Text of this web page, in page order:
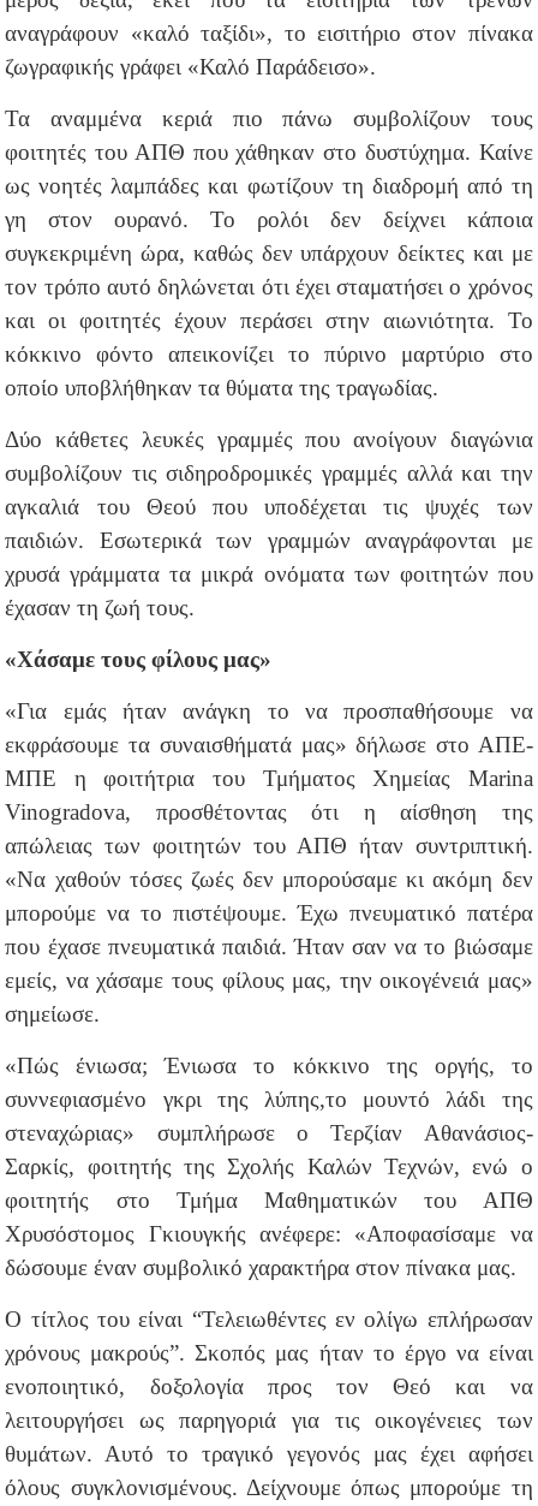
αναγράφουν «καλό ταξίδι», το εισιτήριο στον πίνακα
ζωγραφικής γράφει «Καλό Παράδεισο».
Τα αναμμένα κεριά πιο πάνω συμβολίζουν τους
φοιτητές του ΑΠΘ που χάθηκαν στο δυστύχημα. Καίνε
ως νοητές λαμπάδες και φωτίζουν τη διαδρομή από τη
γη στον ουρανό. Το ρολόι δεν δείχνει κάποια
συγκεκριμένη ώρα, καθώς δεν υπάρχουν δείκτες και με
τον τρόπο αυτό δηλώνεται ότι έχει σταματήσει ο χρόνος
και οι φοιτητές έχουν περάσει στην αιωνιότητα. Το
κόκκινο φόντο απεικονίζει το πύρινο μαρτύριο στο
οποίο υποβλήθηκαν τα θύματα της τραγωδίας.
Δύο κάθετες λευκές γραμμές που ανοίγουν διαγώνια
συμβολίζουν τις σιδηροδρομικές γραμμές αλλά και την
αγκαλιά του Θεού που υποδέχεται τις ψυχές των
παιδιών. Εσωτερικά των γραμμών αναγράφονται με
χρυσά γράμματα τα μικρά ονόματα των φοιτητών που
έχασαν τη ζωή τους.
«Χάσαμε τους φίλους μας»
«Για εμάς ήταν ανάγκη το να προσπαθήσουμε να
εκφράσουμε τα συναισθήματά μας» δήλωσε στο ΑΠΕ-
ΜΠΕ η φοιτήτρια του Τμήματος Χημείας Μarina
Vinogradova, προσθέτοντας ότι η αίσθηση της
απώλειας των φοιτητών του ΑΠΘ ήταν συντριπτική.
«Να χαθούν τόσες ζωές δεν μπορούσαμε κι ακόμη δεν
μπορούμε να το πιστέψουμε. Έχω πνευματικό πατέρα
που έχασε πνευματικά παιδιά. Ήταν σαν να το βιώσαμε
εμείς, να χάσαμε τους φίλους μας, την οικογένειά μας»
σημείωσε.
«Πώς ένιωσα; Ένιωσα το κόκκινο της οργής, το
συννεφιασμένο γκρι της λύπης,το μουντό λάδι της
στεναχώριας» συμπλήρωσε ο Τερζίαν Αθανάσιος-
Σαρκίς, φοιτητής της Σχολής Καλών Τεχνών, ενώ ο
φοιτητής στο Τμήμα Μαθηματικών του ΑΠΘ
Χρυσόστομος Γκιουγκής ανέφερε: «Αποφασίσαμε να
δώσουμε έναν συμβολικό χαρακτήρα στον πίνακα μας.
Ο τίτλος του είναι “Τελειωθέντες εν ολίγω επλήρωσαν
χρόνους μακρούς”. Σκοπός μας ήταν το έργο να είναι
ενοποιητικό, δοξολογία προς τον Θεό και να
λειτουργήσει ως παρηγοριά για τις οικογένειες των
θυμάτων. Αυτό το τραγικό γεγονός μας έχει αφήσει
όλους συγκλονισμένους. Δείχνουμε όπως μπορούμε τη